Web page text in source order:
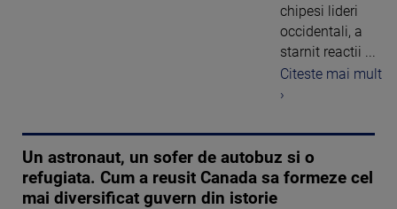
chipesi lideri
occidentali, a
starnit reactii ...
Citeste mai mult
›
Un astronaut, un sofer de autobuz si o
refugiata. Cum a reusit Canada sa formeze cel
mai diversificat guvern din istorie